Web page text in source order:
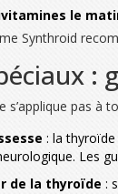
le
Synthroid
:
s’applique pas à
: la
Les
de la thyroïde :